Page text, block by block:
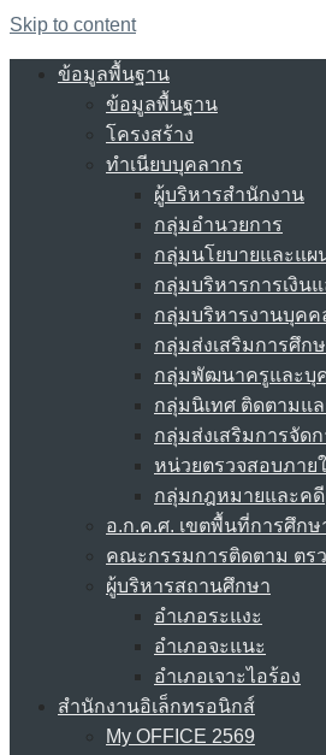
Skip to content
ข้อมูลพื้นฐาน
ข้อมูลพื้นฐาน
โครงสร้าง
ทำเนียบบุคลากร
ผู้บริหารสำนักงาน
กลุ่มอำนวยการ
กลุ่มนโยบายและแผ
กลุ่มบริหารการเงิน
กลุ่มบริหารงานบุคค
กลุ่มส่งเสริมการศึก
กลุ่มพัฒนาครูและบุ
กลุ่มนิเทศ ติดตามแ
กลุ่มส่งเสริมการจัด
หน่วยตรวจสอบภาย
กลุ่มกฎหมายและคดี
อ.ก.ค.ศ. เขตพื้นที่การศึกษ
คณะกรรมการติดตาม ตร
ผู้บริหารสถานศึกษา
อำเภอระแงะ
อำเภอจะแนะ
อำเภอเจาะไอร้อง
สำนักงานอิเล็กทรอนิกส์
My OFFICE 2569